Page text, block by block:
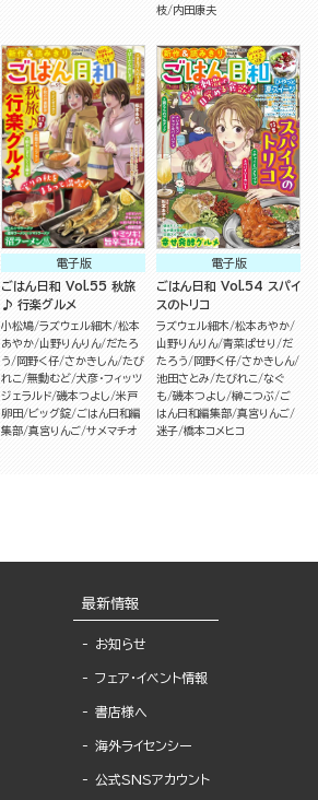
枝 内田康夫
電子版
ごはん日和 Vol.55 秋旅
♪ 行楽グルメ
小松鳩 ラズウェル細木 松本
あやか 山野りんりん だたろ
う
岡野く仔 さかきしん たび
れこ 無動むど 犬彦・フィッツ
ジェラルド 磯本つよし 米戸
卵田
ビッグ錠 ごはん日和編
集部 真宮りんご サメマチオ
電子版
ごはん日和 Vol.54 スパイ
スのトリコ
ラズウェル細木 松本あやか
山野りんりん 青菜ぱせり
だ
たろう
岡野く仔 さかきしん
池田さとみ たびれこ なぐ
も 磯本つよし 榊こつぶ ご
はん日和編集部 真宮りんご
迷子 橋本コメヒコ
最新情報
お知らせ
フェア・イベント情報
書店様へ
海外ライセンシー
公式SNSアカウント